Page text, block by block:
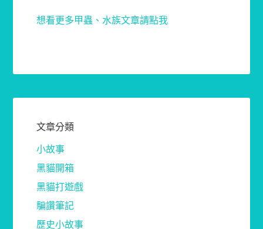
想看更多甲蟲、水族文章請點我
文章分類
小故事
黑貓開箱
黑貓打遊戲
騙讚筆記
歷史小故事